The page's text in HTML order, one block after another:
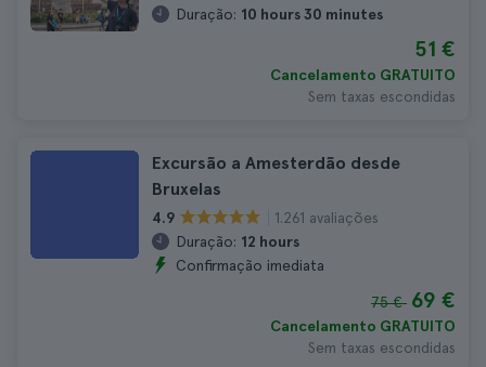
Duração: 10 hours 30 minutes
51 €
Cancelamento GRATUITO
Sem taxas escondidas
Excursão a Amesterdão desde
Bruxelas
4.9
1.261 avaliações
Duração: 12 hours
Confirmação imediata
75 € 69 €
Cancelamento GRATUITO
Sem taxas escondidas